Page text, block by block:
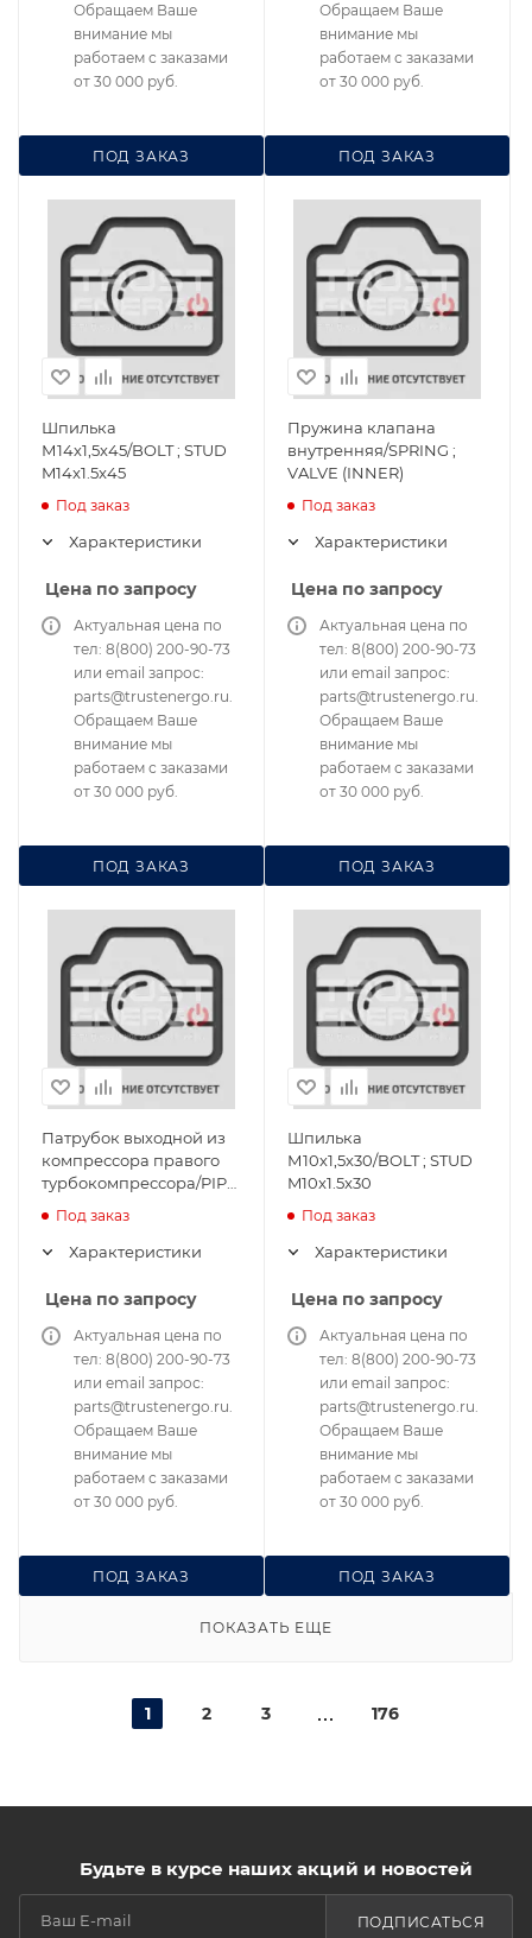
ПОД ЗАКАЗ
Обращаем Ваше
внимание мы
работаем с заказами
от 30 000 руб.
ПОД ЗАКАЗ
Обращаем Ваше
внимание мы
работаем с заказами
от 30 000 руб.
Шпилька
М14х1,5х45/BOLT ; STUD
M14x1.5x45
Под заказ
Характеристики
Цена по запросу
ПОД ЗАКАЗ
Актуальная цена по
тел: 8(800) 200-90-73
или email запрос:
parts@trustenergo.ru.
Обращаем Ваше
внимание мы
работаем с заказами
от 30 000 руб.
Пружина клапана
внутренняя/SPRING ;
VALVE (INNER)
Под заказ
Характеристики
Цена по запросу
ПОД ЗАКАЗ
Актуальная цена по
тел: 8(800) 200-90-73
или email запрос:
parts@trustenergo.ru.
Обращаем Ваше
внимание мы
работаем с заказами
от 30 000 руб.
Патрубок выходной из
компрессора правого
турбокомпрессора/PIPE
Под заказ
Характеристики
Цена по запросу
ПОД ЗАКАЗ
Актуальная цена по
тел: 8(800) 200-90-73
или email запрос:
parts@trustenergo.ru.
Обращаем Ваше
внимание мы
работаем с заказами
от 30 000 руб.
Шпилька
М10х1,5х30/BOLT ; STUD
M10x1.5x30
Под заказ
Характеристики
Цена по запросу
ПОД ЗАКАЗ
Актуальная цена по
тел: 8(800) 200-90-73
или email запрос:
parts@trustenergo.ru.
Обращаем Ваше
внимание мы
работаем с заказами
от 30 000 руб.
ПОКАЗАТЬ ЕЩЕ
1 2 3 176
Будьте в курсе наших акций и новостей
ПОДПИСАТЬСЯ